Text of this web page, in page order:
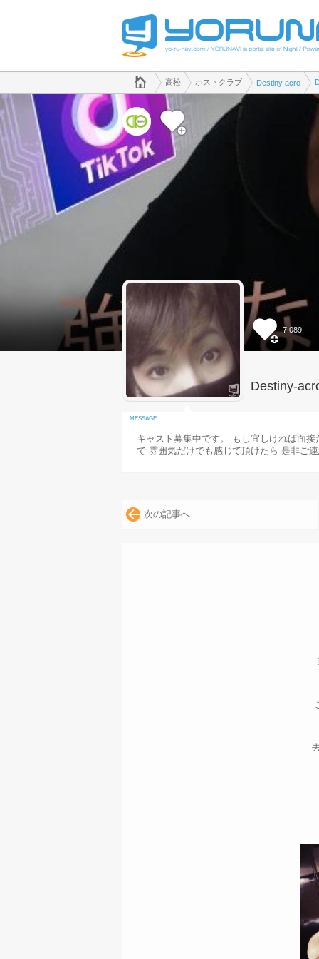
でホストクラブのことなら、ホストクラブ Destiny acro([kana])
香川県版
高松 ホストクラブ Destiny acro
7,089
Destiny-
キャスト募集中です。 もし宜しければ面
で 雰囲気だけでも感じて頂けたら 是非ご
次の記事へ